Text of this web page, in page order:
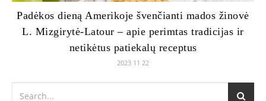
Padėkos dieną Amerikoje švenčianti mados žinovė
L. Mizgirytė-Latour – apie perimtas tradicijas ir
netikėtus patiekalų receptus
2023 11 22